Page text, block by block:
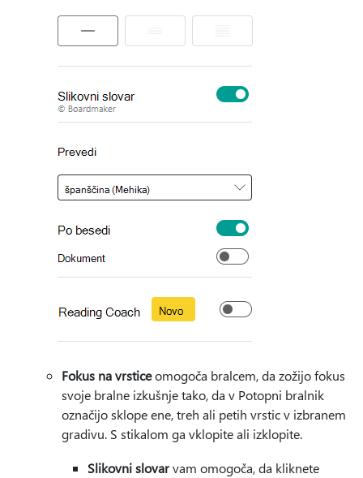
Fokus na vrsticeomogoča bralcem, da zožijo fokus
svoje bralne izkušnje tako, da v Potopni bralnik
označijo sklope ene, treh ali petih vrstic v izbranem
gradivu. S stikalom ga vklopite ali izklopite.
Slikovni slovarvam omogoča, da kliknete